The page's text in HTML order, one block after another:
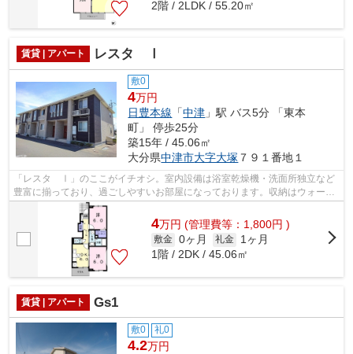
2階 / 2LDK / 55.20㎡
賃貸 | アパート レスタ Ⅰ
敷0
4万円
日豊本線 「中津 」駅 バス5分 「東本
町」 停歩25分
築15年 / 45.06㎡
大分県中津市大字大塚 ７９１番地１
「レスタ Ⅰ」のここがイチオシ。室内設備は浴室乾燥機・洗面所独立など
豊富に揃っており、過ごしやすいお部屋になっております。収納はウォーク
インクロゼット・床下収納など豊富なの...
4万円 (管理費等：1,800円 )
敷金 0ヶ月 礼金
1ヶ月
1階 / 2DK / 45.06㎡
賃貸 | アパート Gs1
敷0 礼0
4.2万円